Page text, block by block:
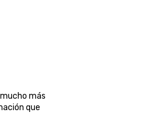
más
que